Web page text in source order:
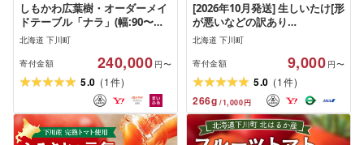
しもかわ広葉樹・オーダーメイ
ドテーブル「ナラ」(幅:90〜
120cm/奥行き:20〜60cm/厚
み:2.7cm/高さ:70cm)
北海道 下川町
寄付金額 240,000 円〜
5.0 (1件)
[2026年10月発送] 生しいたけ[形
が悪いなどの訳あり
品]1.6kg(200g×8袋)
北海道 下川町
寄付金額 9,000 円〜
5.0 (1件)
266g /1,000円